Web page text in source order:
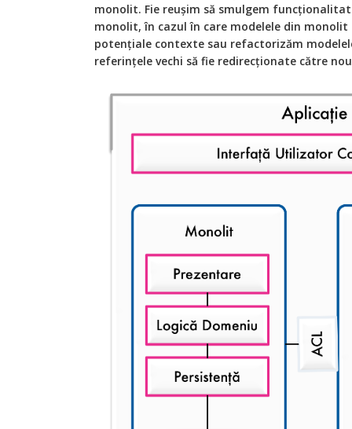
monolit. Fie reușim să smulgem
monolit, în cazul în care modelele din
potențiale contexte sau refactorizăm
referințele vechi să fie redirecționate către